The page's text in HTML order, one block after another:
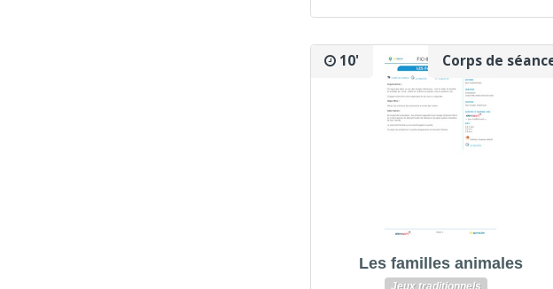
Corps de
10'
Les familles animales
Jeux traditionnels